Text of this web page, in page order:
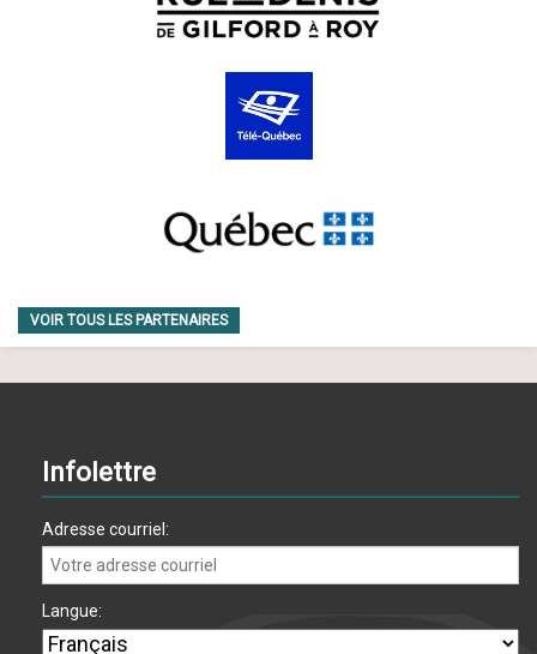
VOIR TOUS LES PARTENAIRES
Infolettre
Adresse courriel:
Langue: